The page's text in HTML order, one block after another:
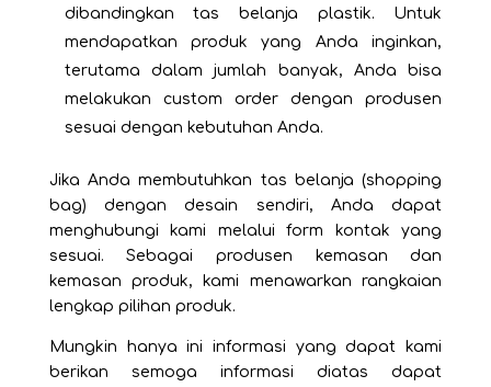
dibandingkan tas belanja plastik. Untuk
mendapatkan produk yang Anda inginkan,
terutama dalam jumlah banyak, Anda bisa
melakukan custom order dengan produsen
sesuai dengan kebutuhan Anda.
Jika Anda membutuhkan tas belanja (shopping
bag) dengan desain sendiri, Anda dapat
menghubungi kami melalui form kontak yang
sesuai. Sebagai produsen kemasan dan
kemasan produk, kami menawarkan rangkaian
lengkap pilihan produk.
Mungkin hanya ini informasi yang dapat kami
berikan semoga informasi diatas dapat